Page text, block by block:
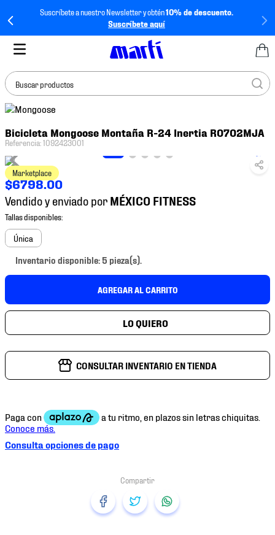
Suscríbete a nuestro Newsletter y obtén10% de descuento.
Suscríbete aquí
Buscar productos
Bicicleta Mongoose Montaña R-24 Inertia R0702MJA
Referencia:1092423001
Marketplace
$6798.00
Vendido y enviado por
Única
Inventario disponible: 5 pieza(s).
AGREGAR AL CARRITO
CONSULTAR INVENTARIO EN TIENDA
Consulta opciones de pago
BUSCADOS
2.
tenis hombre
tenis
4.
jersey
5.
tenis futbol
6.
mochila
8.
mochilas